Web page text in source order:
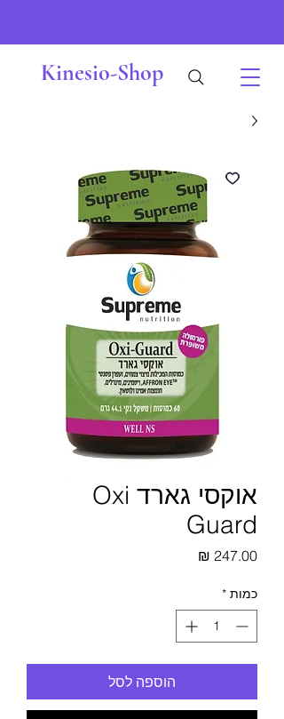
Kinesio-Shop
אוקסי גארד Oxi
Guard
כמות *
הוספה לסל